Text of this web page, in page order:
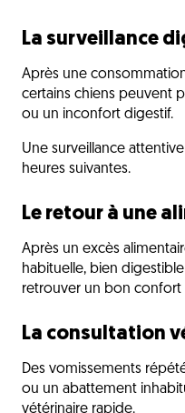
La surveillance
Après une
certains chiens peuvent
ou un inconfort digestif.
Une surveillance
heures suivantes.
Le retour à une
Après un excès
habituelle, bien
retrouver un bon confort
La consultation
Des vomissements
ou un abattement
vétérinaire rapide.